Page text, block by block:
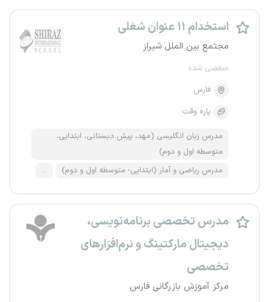
استخدام ۱۱ عنوان شغلی
مجتمع بین الملل شیراز
منقضی شده
فارس
پاره وقت
مدرس زبان انگلیسی (مهد، پیش دبستانی، ابتدایی،
متوسطه اول و دوم)
مدرس ریاضی و آمار (ابتدایی- متوسطه اول و دوم)
...
مدرس تخصصی برنامه‌نویسی،
دیجیتال مارکتینگ و نرم‌افزارهای
تخصصی
مرکز آموزش بازرگانی فارس